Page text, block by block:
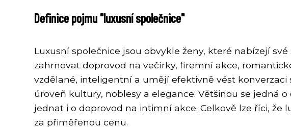
Definice pojmu "luxusní společnice"
Luxusní společnice jsou obvykle ženy, které nabízejí
zahrnovat doprovod na večírky, firemní akce,
vzdělané, inteligentní a umějí efektivně vést
úroveň kultury, noblesy a elegance. Většinou se jedná
jednat i o doprovod na intimní akce. Celkově lze říci,
za přiměřenou cenu.